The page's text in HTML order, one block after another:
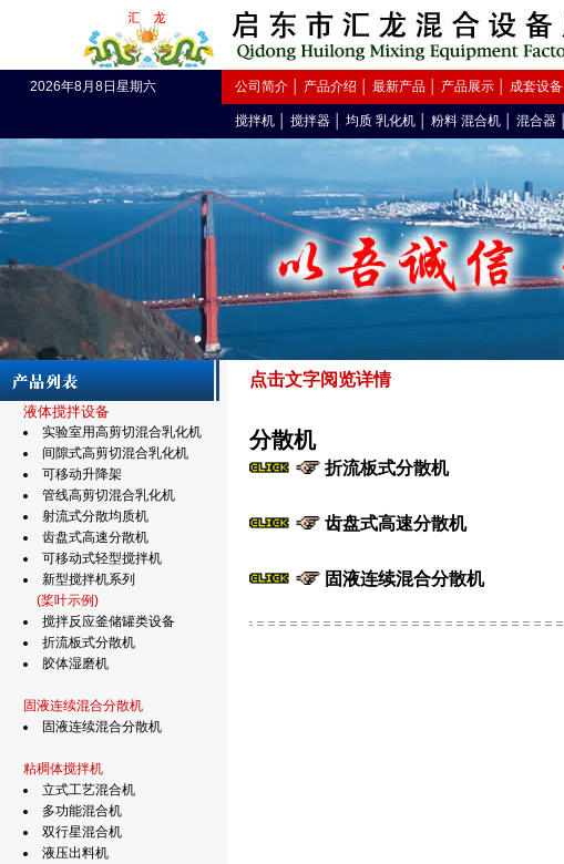
2026年8月8日星期六 公司简介 产品介绍 最新产品 产品展示 成套设备
搅拌机 搅拌器 均质 乳化机 粉料 混合机 混合器
液体搅拌设备
实验室用高剪切混合乳化机
间隙式高剪切混合乳化机
可移动升降架
管线高剪切混合乳化机
射流式分散均质机
齿盘式高速分散机
可移动式轻型搅拌机
新型搅拌机系列
(桨叶示例)
搅拌反应釜储罐类设备
折流板式分散机
胶体湿磨机
固液连续混合分散机
固液连续混合分散机
粘稠体搅拌机
立式工艺混合机
多功能混合机
双行星混合机
液压出料机
点击文字阅览详情
分散机
折流板式分散机
齿盘式高速分散机
固液连续混合分散机